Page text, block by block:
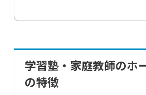
学習塾・家庭教師のホ
の特徴